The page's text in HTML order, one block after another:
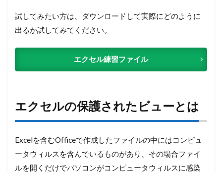
試してみたい方は、ダウンロードして実際にどのように
出るか試してみてください。
エクセル練習ファイル
エクセルの保護されたビューとは
Excelを含むOfficeで作成したファイルの中にはコンピュ
ータウィルスを含んでいるものがあり、その場合ファイ
ルを開くだけでパソコンがコンピュータウィルスに感染